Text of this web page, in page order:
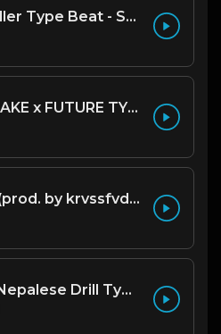
Bryson Tiller Type Beat - Smoking Aces (F Minor) (Prod by Tony Wale)
(FREE) DRAKE x FUTURE TYPE BEAT - Under Water 122 bpm (Prod by Tony Wale)
i'm good (prod. by krvssfvded) 130bpm
Bugatti | Nepalese Drill Type Beat [Copyright Free Music]